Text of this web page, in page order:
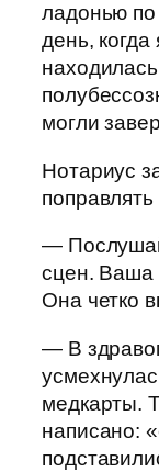
ладонью
день,
могли
Нотариус
поправлять
—
сцен. Ваша
Она четко
— В
медкарты.
написано: